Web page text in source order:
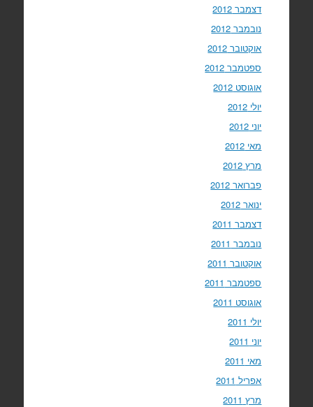
דצמבר 2012
נובמבר 2012
אוקטובר 2012
ספטמבר 2012
אוגוסט 2012
יולי 2012
יוני 2012
מאי 2012
מרץ 2012
פברואר 2012
ינואר 2012
דצמבר 2011
נובמבר 2011
אוקטובר 2011
ספטמבר 2011
אוגוסט 2011
יולי 2011
יוני 2011
מאי 2011
אפריל 2011
מרץ 2011